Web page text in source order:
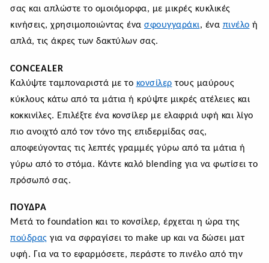
σας και απλώστε το ομοιόμορφα, με μικρές κυκλικές
κινήσεις, χρησιμοποιώντας ένα σφουγγαράκι, ένα πινέλο ή
απλά, τις άκρες των δακτύλων σας.
CONCEALER
Καλύψτε ταμποναριστά με το κονσίλερ τους μαύρους
κύκλους κάτω από τα μάτια ή κρύψτε μικρές ατέλειες και
κοκκινίλες. Επιλέξτε ένα κονσίλερ με ελαφριά υφή και λίγο
πιο ανοιχτό από τον τόνο της επιδερμίδας σας,
αποφεύγοντας τις λεπτές γραμμές γύρω από τα μάτια ή
γύρω από το στόμα. Κάντε καλό blending για να φωτίσει το
πρόσωπό σας.
ΠΟΎΔΡΑ
Μετά το foundation και το κονσίλερ, έρχεται η ώρα της
πούδρας για να σφραγίσει το make up και να δώσει ματ
υφή. Για να το εφαρμόσετε, περάστε το πινέλο από την